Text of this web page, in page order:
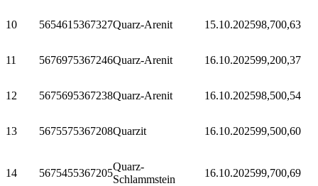
10 565461 5367327Quarz-Arenit 15.10.202598,700,63
11 5676975367246Quarz-Arenit 16.10.202599,200,37
12 5675695367238Quarz-Arenit 16.10.202598,500,54
13 5675575367208Quarzit 16.10.202599,500,60
14 5675455367205
Quarz-
Schlammstein
16.10.202599,700,69